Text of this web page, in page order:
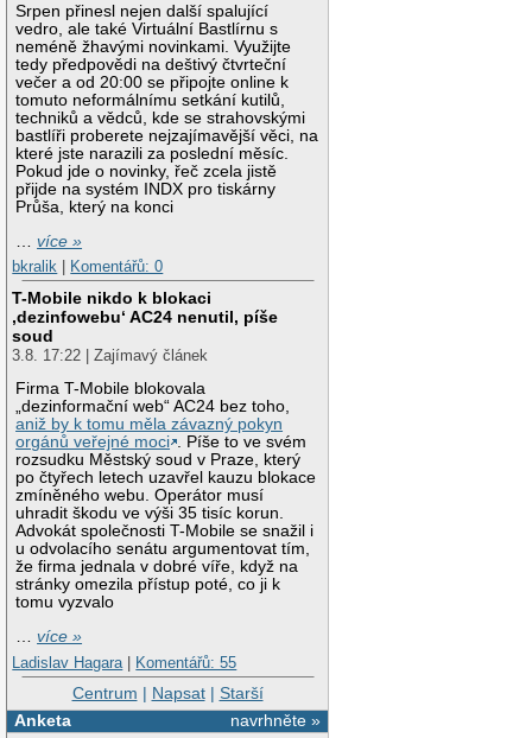
Srpen přinesl nejen další spalující
vedro, ale také Virtuální Bastlírnu s
neméně žhavými novinkami. Využijte
tedy předpovědi na deštivý čtvrteční
večer a od 20:00 se připojte online k
tomuto neformálnímu setkání kutilů,
techniků a vědců, kde se strahovskými
bastlíři proberete nejzajímavější věci, na
které jste narazili za poslední měsíc.
Pokud jde o novinky, řeč zcela jistě
přijde na systém INDX pro tiskárny
Průša, který na konci
…více »
bkralik
Komentářů: 0
T-Mobile nikdo k blokaci
‚dezinfowebu‘ AC24 nenutil, píše
soud
3.8. 17:22 | Zajímavý článek
Firma T-Mobile blokovala
„dezinformační web“ AC24 bez toho,
aniž by k tomu měla závazný pokyn
orgánů veřejné moci . Píše to ve svém
rozsudku Městský soud v Praze, který
po čtyřech letech uzavřel kauzu blokace
zmíněného webu. Operátor musí
uhradit škodu ve výši 35 tisíc korun.
Advokát společnosti T-Mobile se snažil i
u odvolacího senátu argumentovat tím,
že firma jednala v dobré víře, když na
stránky omezila přístup poté, co ji k
tomu vyzvalo
…více »
Ladislav Hagara | Komentářů: 55
Centrum | Napsat| Starší
navrhněte »
Anketa